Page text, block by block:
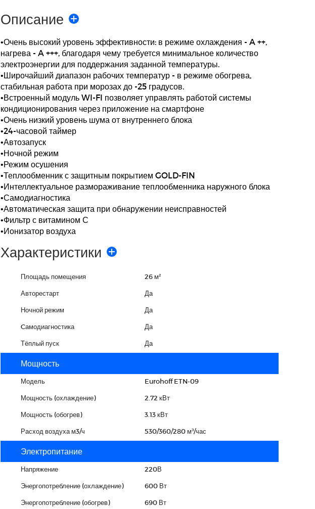
Описание
•Очень высокий уровень эффективности: в режиме охлаждения - A ++,
нагрева - A +++, благодаря чему требуется минимальное количество
электроэнергии для поддержания заданной температуры.
•Широчайший диапазон рабочих температур - в режиме обогрева,
стабильная работа при морозах до -25 градусов.
•Встроенный модуль WI-FI позволяет управлять работой системы
кондиционирования через приложение на смартфоне
•Очень низкий уровень шума от внутреннего блока
•24-часовой таймер
•Автозапуск
•Ночной режим
•Режим осушения
•Теплообменник с защитным покрытием GOLD-FIN
•Интеллектуальное размораживание теплообменника наружного блока
•Самодиагностика
•Автоматическая защита при обнаружении неисправностей
•Фильтр с витамином С
•Ионизатор воздуха
Характеристики
Площадь помещения 26 м²
Авторестарт Да
Ночной режим Да
Cамодиагностика Да
Тёплый пуск Да
Мощность
Модель Eurohoff ETN-09
Мощность (охлаждение) 2.72 кВт
Мощность (обогрев) 3.13 кВт
Расход воздуха м3/ч 530/360/280 м³/час
Электропитание
Напряжение 220В
Энергопотребление (охлаждение) 600 Вт
Энергопотребление (обогрев) 690 Вт